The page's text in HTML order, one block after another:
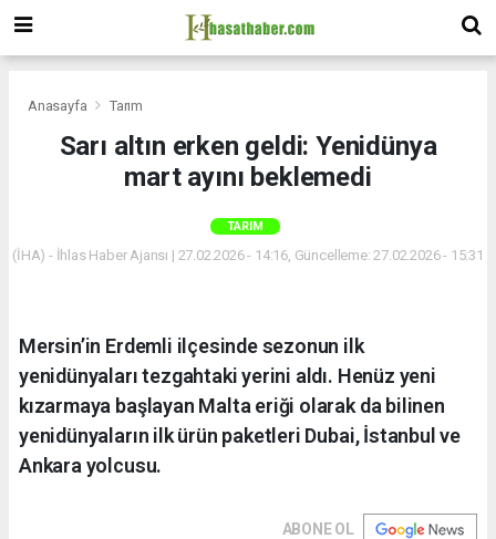
Anasayfa Tarım
Sarı altın erken geldi: Yenidünya
mart ayını beklemedi
TARIM
(İHA) - İhlas Haber Ajansı | 27.02.2026 - 14:16, Güncelleme: 27.02.2026 - 15:31
Mersin’in Erdemli ilçesinde sezonun ilk
yenidünyaları tezgahtaki yerini aldı. Henüz yeni
kızarmaya başlayan Malta eriği olarak da bilinen
yenidünyaların ilk ürün paketleri Dubai, İstanbul ve
Ankara yolcusu.
ABONE OL